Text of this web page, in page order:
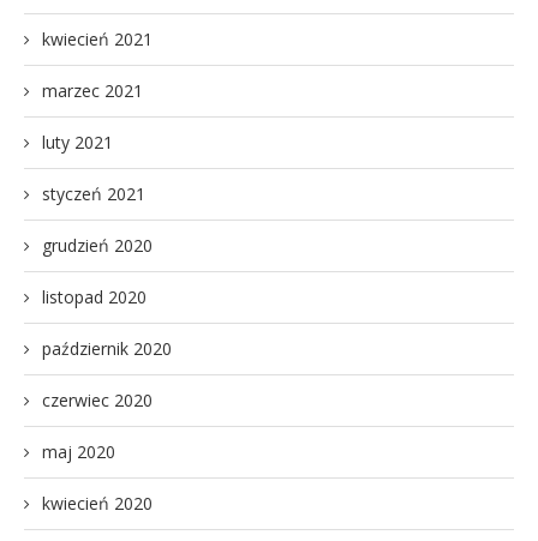
kwiecień 2021
marzec 2021
luty 2021
styczeń 2021
grudzień 2020
listopad 2020
październik 2020
czerwiec 2020
maj 2020
kwiecień 2020